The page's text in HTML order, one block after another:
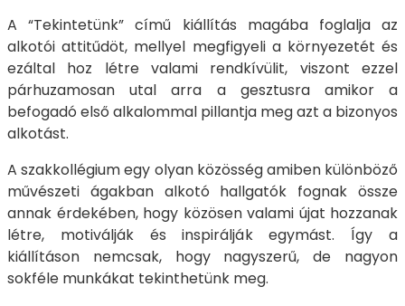
A “Tekintetünk” című kiállítás magába foglalja az
alkotói attitűdöt, mellyel megfigyeli a környezetét és
ezáltal hoz létre valami rendkívülit, viszont ezzel
párhuzamosan utal arra a gesztusra amikor a
befogadó első alkalommal pillantja meg azt a bizonyos
alkotást.
A szakkollégium egy olyan közösség amiben különböző
művészeti ágakban alkotó hallgatók fognak össze
annak érdekében, hogy közösen valami újat hozzanak
létre, motiválják és inspirálják egymást. Így a
kiállításon nemcsak, hogy nagyszerű, de nagyon
sokféle munkákat tekinthetünk meg.